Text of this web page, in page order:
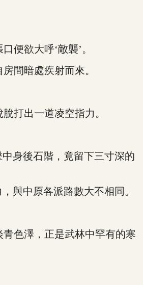
欲大呼‘敵襲’。
間暗處疾射而來。
打出一道凌空指力。
身後石階，竟留下三寸深的
與中原各派路數大不相同。
色澤，正是武林中罕有的寒